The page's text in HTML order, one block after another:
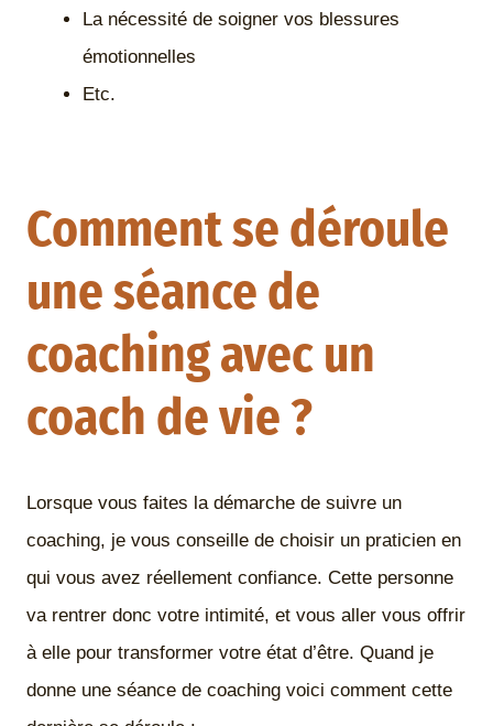
La nécessité de soigner vos blessures
émotionnelles
Etc.
Comment se déroule
une séance de
coaching avec un
coach de vie ?
Lorsque vous faites la démarche de suivre un
coaching, je vous conseille de choisir un praticien en
qui vous avez réellement confiance. Cette personne
va rentrer donc votre intimité, et vous aller vous offrir
à elle pour transformer votre état d’être. Quand je
donne une séance de coaching voici comment cette